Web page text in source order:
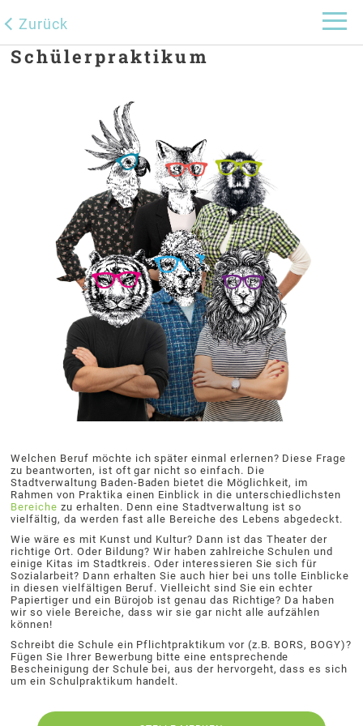
Zurück
Schülerpraktikum
Welchen Beruf möchte ich später einmal erlernen? Diese Frage
zu beantworten, ist oft gar nicht so einfach. Die
Stadtverwaltung Baden-Baden bietet die Möglichkeit, im
Rahmen von Praktika einen Einblick in die unterschiedlichsten
Bereiche zu erhalten. Denn eine Stadtverwaltung ist so
vielfältig, da werden fast alle Bereiche des Lebens abgedeckt.
Wie wäre es mit Kunst und Kultur? Dann ist das Theater der
richtige Ort. Oder Bildung? Wir haben zahlreiche Schulen und
einige Kitas im Stadtkreis. Oder interessieren Sie sich für
Sozialarbeit? Dann erhalten Sie auch hier bei uns tolle Einblicke
in diesen vielfältigen Beruf. Vielleicht sind Sie ein echter
Papiertiger und ein Bürojob ist genau das Richtige? Da haben
wir so viele Bereiche, dass wir sie gar nicht alle aufzählen
können!
Schreibt die Schule ein Pflichtpraktikum vor (z.B. BORS, BOGY)?
Fügen Sie Ihrer Bewerbung bitte eine entsprechende
Bescheinigung der Schule bei, aus der hervorgeht, dass es sich
um ein Schulpraktikum handelt.